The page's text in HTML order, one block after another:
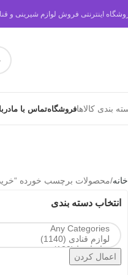
اینترنتی فروش لوازم شیرینی و
بندی کالاهافروشگاهتماس با ما
خانه محصولات برچسب خورده “خرید
انتخاب دسته بندی
اعمال کردن